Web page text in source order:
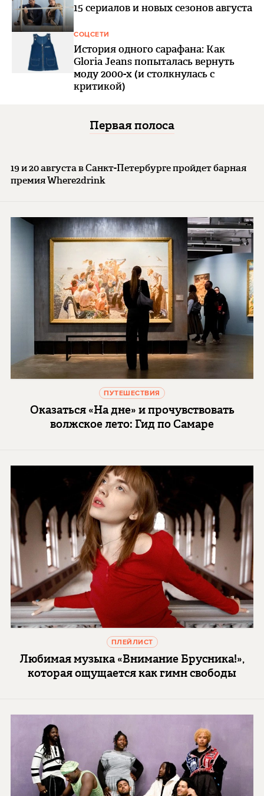
15 сериалов и новых сезонов августа
СОЦСЕТИ
История одного сарафана: Как
Gloria Jeans попыталась вернуть
моду 2000-х (и столкнулась с
критикой)
Первая полоса
19 и 20 августа в Санкт-Петербурге пройдет барная
премия Where2drink
ПУТЕШЕСТВИЯ
Оказаться «На дне» и прочувствовать
волжское лето: Гид по Самаре
ПЛЕЙЛИСТ
Любимая музыка «Внимание Брусника!»,
которая ощущается как гимн свободы